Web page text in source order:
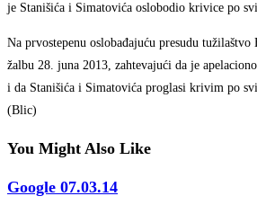
je Stanišića i Simatovića oslobodio krivice po
Na prvostepenu oslobađajuću presudu
žalbu 28. juna 2013, zahtevajući da je
i da Stanišića i Simatovića proglasi krivim po
(Blic)
You Might Also Like
Google 07.03.14